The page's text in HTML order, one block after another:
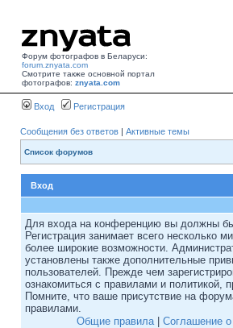
Форум фотографов в Беларуси:
forum.znyata.com
Смотрите также основной портал
фотографов: znyata.com
Вход Регистрация
Сообщения без ответов | Активные темы
Список форумов
Вход
Для входа на конференцию вы должны
Регистрация занимает всего несколько
более широкие возможности.
установлены также дополнительные
пользователей. Прежде чем
ознакомиться с правилами и политикой,
Помните, что ваше присутствие на
правилами.
Общие правила| Соглашение